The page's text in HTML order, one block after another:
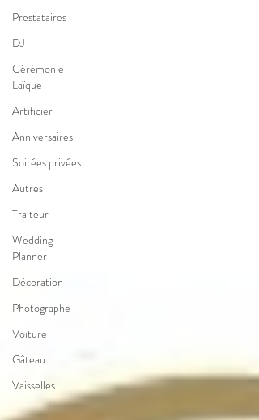
Prestataires
DJ
Cérémonie
Laïque
Artificier
Anniversaires
Soirées privées
Autres
Traiteur
Wedding
Planner
Décoration
Photographe
Voiture
Gâteau
Vaisselles